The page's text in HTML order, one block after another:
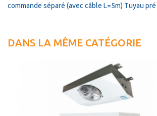
commande séparé (avec câble L=5m) Tuyau pré
DANS LA MÊME CATÉGORIE